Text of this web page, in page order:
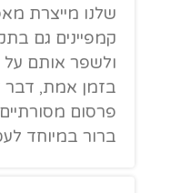
שלנו מייצרת
קמפיינים גם
ולשפר אותם על
בזמן אמת, דבר
פרסום
ברור במיוחד